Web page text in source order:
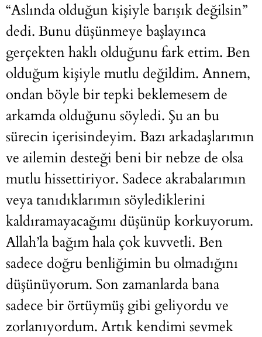
“Aslında olduğun kişiyle barışık değilsin”
dedi. Bunu düşünmeye başlayınca
gerçekten haklı olduğunu fark ettim. Ben
olduğum kişiyle mutlu değildim. Annem,
ondan böyle bir tepki beklemesem de
arkamda olduğunu söyledi. Şu an bu
sürecin içerisindeyim. Bazı arkadaşlarımın
ve ailemin desteği beni bir nebze de olsa
mutlu hissettiriyor. Sadece akrabalarımın
veya tanıdıklarımın söylediklerini
kaldıramayacağımı düşünüp korkuyorum.
Allah’la bağım hala çok kuvvetli. Ben
sadece doğru benliğimin bu olmadığını
düşünüyorum. Son zamanlarda bana
sadece bir örtüymüş gibi geliyordu ve
zorlanıyordum. Artık kendimi sevmek